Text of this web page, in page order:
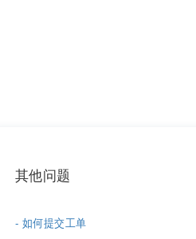
其他问题
- 如何提交工单